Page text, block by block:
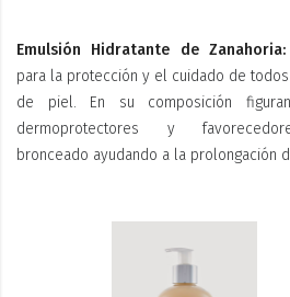
Emulsión Hidratante de Zanahoria:
para la protección y el cuidado de
de piel. En su composición
dermoprotectores y
bronceado ayudando a la prolongación